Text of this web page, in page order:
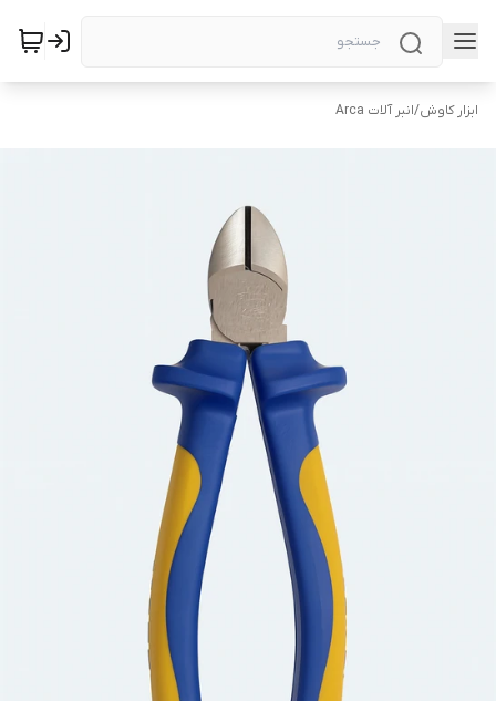
ابزار کاوش/انبر آلات Arca